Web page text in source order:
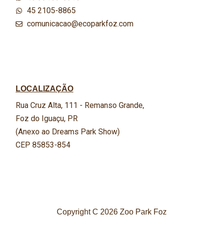
45 2105-8865
comunicacao@ecoparkfoz.com
LOCALIZAÇÃO
Rua Cruz Alta, 111 - Remanso Grande,
Foz do Iguaçu, PR
(Anexo ao Dreams Park Show)
CEP 85853-854
Copyright C 2026 Zoo Park Foz